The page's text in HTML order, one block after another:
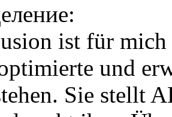
ist für mich
und
Sie stellt